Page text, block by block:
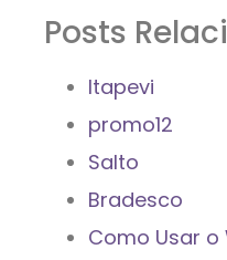
Posts
Itapevi
promo12
Salto
Bradesco
Como Usar o